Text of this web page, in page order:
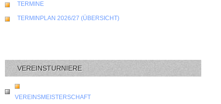
TERMINE
TERMINPLAN 2026/27 (ÜBERSICHT)
VEREINSTURNIERE
VEREINSMEISTERSCHAFT